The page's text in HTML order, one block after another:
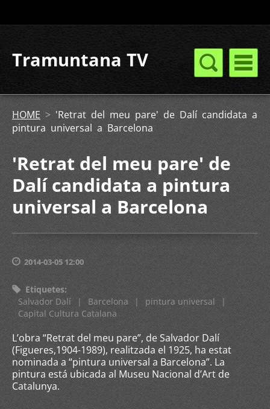
Tramuntana TV
HOME > 'Retrat del meu pare' de Dalí candidata a
pintura universal a Barcelona
'Retrat del meu pare' de
Dalí candidata a pintura
universal a Barcelona
2014-03-05 12:00
Etiquetes:
Salvador Dalí
| Barcelona | pintura universal
|
Capital Cultura Catalana
L’obra “Retrat del meu pare”, de Salvador Dalí
(Figueres,1904-1989), realitzada el 1925, ha estat
nominada a “pintura universal a Barcelona”. La
pintura está ubicada al Museu Nacional d’Art de
Catalunya.